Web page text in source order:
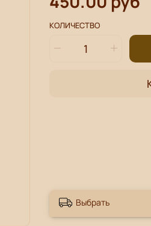
КОЛИЧЕСТВО
Выбрать